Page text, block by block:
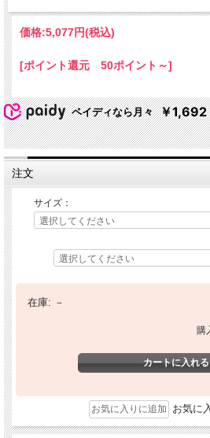
価格:5,077円(税込)
[ポイント還元 50ポイント～]
ペイディなら月々 ￥1,692
注文
サイズ：
在庫: －
購
お気に